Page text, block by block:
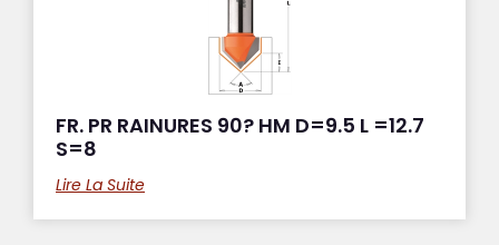
FR. PR RAINURES 90? HM D=9.5 L =12.7
S=8
Lire La Suite